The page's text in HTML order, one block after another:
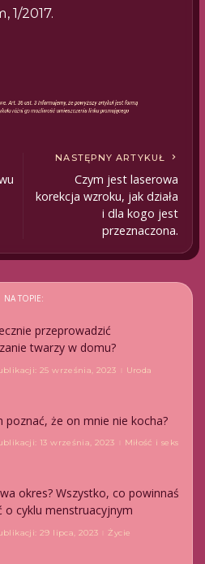
1/2017.
NASTĘPNY ARTYKUŁ
Czym jest laserowa
korekcja wzroku, jak działa
i dla kogo jest
przeznaczona.
NA TOPIE:
przeprowadzić
twarzy w domu?
25 września, 2023 Uroda
poznać, że on mnie nie kocha?
13 września, 2023 Miłość i seks
okres? Wszystko, co powinnaś
o cyklu menstruacyjnym
29 lipca, 2023 Życie